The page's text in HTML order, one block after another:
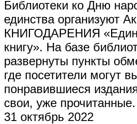
Библиотеки ко Дню
единства организуют
КНИГОДАРЕНИЯ
книгу». На базе
развернуты пункты
где посетители могут
понравившиеся
свои, уже прочитанные.
31 октябрь 2022